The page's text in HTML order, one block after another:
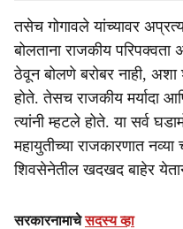
तसेच गोगावले यांच्यावर
बोलताना राजकीय परिपक्वता
ठेवून बोलणे बरोबर नाही, अशा
होते. तेसच राजकीय मर्यादा
त्यांनी म्हटले होते. या सर्व
महायुतीच्या राजकारणात
शिवसेनेतील खदखद बाहेर
सरकारनामाचेसदस्य व्हा